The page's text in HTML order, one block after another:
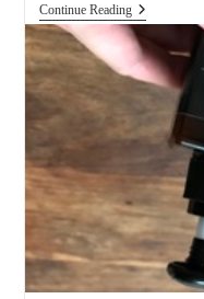
Continue Reading精
油
初
體
驗
希
精
油